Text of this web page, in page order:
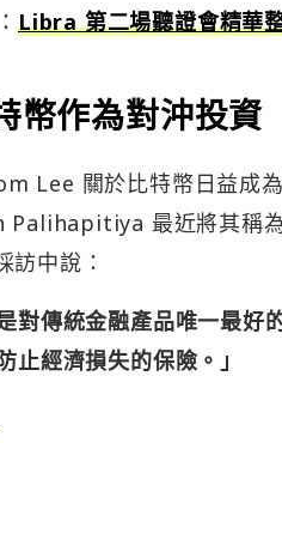
Libra 第二場聽證會精華
幣作為對沖投資
Lee 關於比特幣日益成
Palihapitiya 最近將其稱
中說：
是對傳統金融產品唯一最
止經濟損失的保險。」